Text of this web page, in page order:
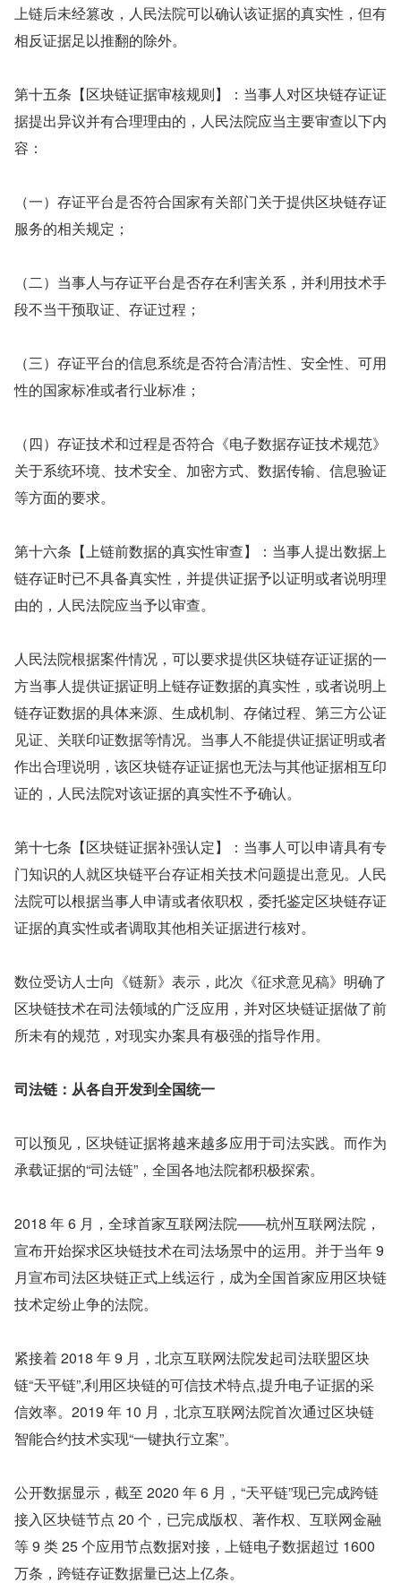
上链后未经篡改，人民法院可以确认该证据的真实性，但有
相反证据足以推翻的除外。
第十五条【区块链证据审核规则】：当事人对区块链存证证
据提出异议并有合理理由的，人民法院应当主要审查以下内
容：
（一）存证平台是否符合国家有关部门关于提供区块链存证
服务的相关规定；
（二）当事人与存证平台是否存在利害关系，并利用技术手
段不当干预取证、存证过程；
（三）存证平台的信息系统是否符合清洁性、安全性、可用
性的国家标准或者行业标准；
（四）存证技术和过程是否符合《电子数据存证技术规范》
关于系统环境、技术安全、加密方式、数据传输、信息验证
等方面的要求。
第十六条【上链前数据的真实性审查】：当事人提出数据上
链存证时已不具备真实性，并提供证据予以证明或者说明理
由的，人民法院应当予以审查。
人民法院根据案件情况，可以要求提供区块链存证证据的一
方当事人提供证据证明上链存证数据的真实性，或者说明上
链存证数据的具体来源、生成机制、存储过程、第三方公证
见证、关联印证数据等情况。当事人不能提供证据证明或者
作出合理说明，该区块链存证证据也无法与其他证据相互印
证的，人民法院对该证据的真实性不予确认。
第十七条【区块链证据补强认定】：当事人可以申请具有专
门知识的人就区块链平台存证相关技术问题提出意见。人民
法院可以根据当事人申请或者依职权，委托鉴定区块链存证
证据的真实性或者调取其他相关证据进行核对。
数位受访人士向《链新》表示，此次《征求意见稿》明确了
区块链技术在司法领域的广泛应用，并对区块链证据做了前
所未有的规范，对现实办案具有极强的指导作用。
司法链：从各自开发到全国统一
可以预见，区块链证据将越来越多应用于司法实践。而作为
承载证据的“司法链”，全国各地法院都积极探索。
2018 年 6 月，全球首家互联网法院——杭州互联网法院，
宣布开始探求区块链技术在司法场景中的运用。并于当年 9
月宣布司法区块链正式上线运行，成为全国首家应用区块链
技术定纷止争的法院。
紧接着 2018 年 9 月，北京互联网法院发起司法联盟区块
链“天平链”,利用区块链的可信技术特点,提升电子证据的采
信效率。2019 年 10 月，北京互联网法院首次通过区块链
智能合约技术实现“一键执行立案”。
公开数据显示，截至 2020 年 6 月，“天平链”现已完成跨链
接入区块链节点 20 个，已完成版权、著作权、互联网金融
等 9 类 25 个应用节点数据对接，上链电子数据超过 1600
万条，跨链存证数据量已达上亿条。